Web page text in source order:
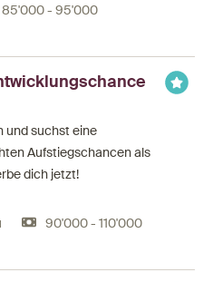
85'000 - 95'000
und suchst eine
Aufstiegschancen als
dich jetzt!
90'000 - 110'000